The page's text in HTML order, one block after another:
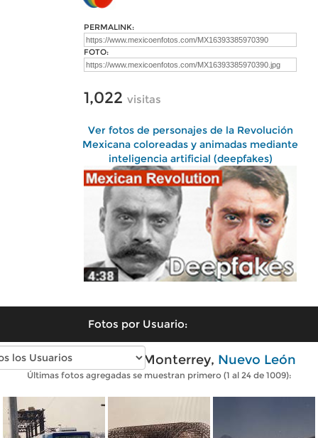
PERMALINK:
FOTO:
1,022 visitas
Ver fotos de personajes de la Revolución
Mexicana coloreadas y animadas mediante
inteligencia artificial (deepfakes)
Fotos por Usuario:
Fotos antiguas de Monterrey, Nuevo León
Últimas fotos agregadas se muestran primero (1 al 24 de 1009):